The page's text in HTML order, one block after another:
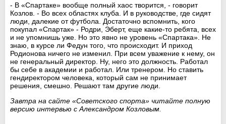
- В «Спартаке» вообще полный хаос творится, - говорит
Козлов. - Во всех областях клуба. И в руководстве, где сидят
люди, далекие от футбола. Достаточно вспомнить, кого
покупал «Спартак» - Родри, Эберт, еще какие-то ребята, всех
и не упомнишь уже. Но это явно не уровень «Спартака». Не
знаю, в курсе ли Федун того, что происходит. И приход
Родионова ничего не изменил. При всем уважение к нему, он
не генеральный директор. Ну, него это должность. Работал
бы себе в академии и работал. Или тренером. Но ставить
гендиректором человека, который сам не принимает
решения, смешно. Решают там другие люди.
Завтра на сайте «Советского спорта» читайте полную
версию интервью с Александром Козловым.